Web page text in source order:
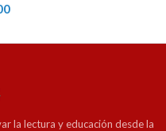
la lectura y educación desde la